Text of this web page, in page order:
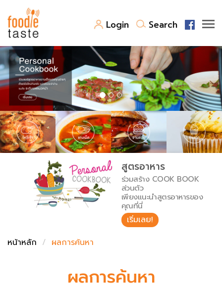
Login Search
สูตรอาหาร
สูตรอาหารล่าสุด
Top Foodie
พาไปชิม
สารพันก้นครัว
เคล็ดลับน่ารู้
เปรียบเทียบหน่วยการตวง
เปรียบเทียบอุณหภูมิ
เปรียบเทียบน้ำหนักวัตถุดิบ
FoodPedia
สร้าง Cookbook
สูตรอาหาร
ร่วมสร้าง COOK BOOK
ส่วนตัว
เพียงแนะนำสูตรอาหารของ
คุณที่นี่
เริ่มเลย!
หน้าหลัก
ผลการค้นหา
ผลการค้นหา